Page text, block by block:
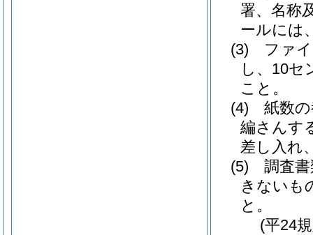
署、名称
ールには
(3)
ファ
し、10セ
こと。
(4)
紙数
編さんす
差し入れ
(5)
調査
きないも
と。
(平24